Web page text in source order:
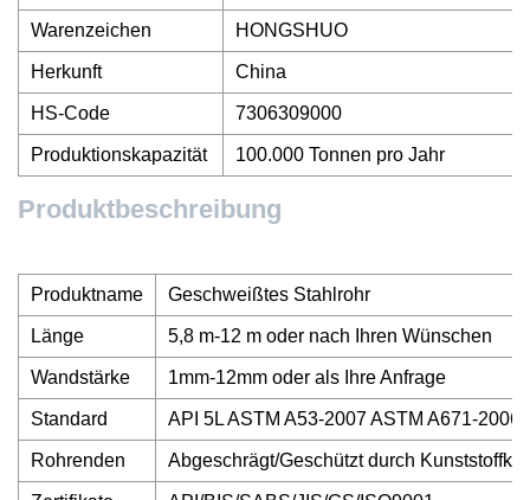
Warenzeichen HONGSHUO
Herkunft China
HS-Code 7306309000
Produktionskapazität 100.000 Tonnen pro Jahr
Produktbeschreibung
Produktname Geschweißtes Stahlrohr
Länge 5,8 m-12 m oder nach Ihren Wünschen
Wandstärke 1mm-12mm oder als Ihre Anfrage
Standard API 5L ASTM A53-2007 ASTM A671-
Rohrenden Abgeschrägt/Geschützt durch